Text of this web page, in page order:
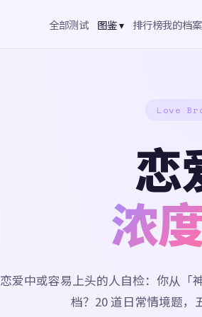
全部测试 图鉴 ▾ 排行榜我的档案
Love
恋
浓
恋爱中或容易上头的人自检：你从「
档？20 道日常情境题，